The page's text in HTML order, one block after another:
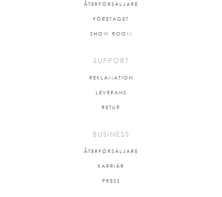
ÅTERFÖRSÄLJARE
FÖRETAGET
SHOW ROOM
SUPPORT
REKLAMATION
LEVERANS
RETUR
BUSINESS
ÅTERFÖRSÄLJARE
KARRIÄR
PRESS